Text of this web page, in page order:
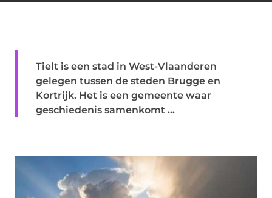
Tielt is een stad in West-Vlaanderen
gelegen tussen de steden Brugge en
Kortrijk. Het is een gemeente waar
geschiedenis samenkomt ...